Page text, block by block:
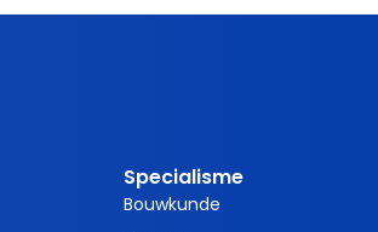
Specialisme
Bouwkunde